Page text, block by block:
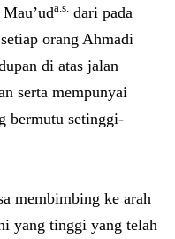
a.s. dari pada
orang Ahmadi
di atas jalan
serta mempunyai
bermutu setinggi-
membimbing ke arah
yang tinggi yang telah